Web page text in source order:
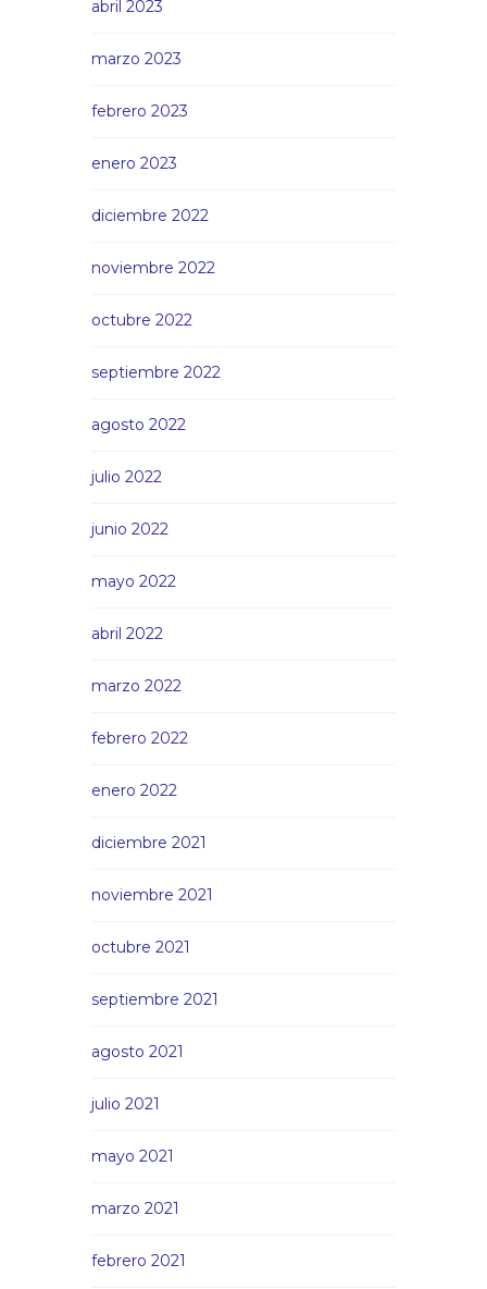
abril 2023
marzo 2023
febrero 2023
enero 2023
diciembre 2022
noviembre 2022
octubre 2022
septiembre 2022
agosto 2022
julio 2022
junio 2022
mayo 2022
abril 2022
marzo 2022
febrero 2022
enero 2022
diciembre 2021
noviembre 2021
octubre 2021
septiembre 2021
agosto 2021
julio 2021
mayo 2021
marzo 2021
febrero 2021